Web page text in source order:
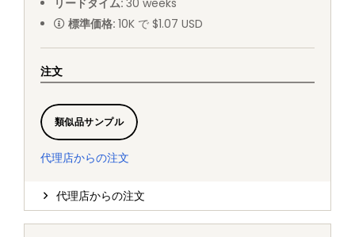
リードタイム: 30 weeks
標準価格: 10K で $1.07 USD
注文
類似品サンプル
代理店からの注文
代理店からの注文